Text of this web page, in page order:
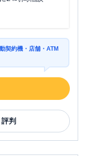
契約機・店舗・ATM
判